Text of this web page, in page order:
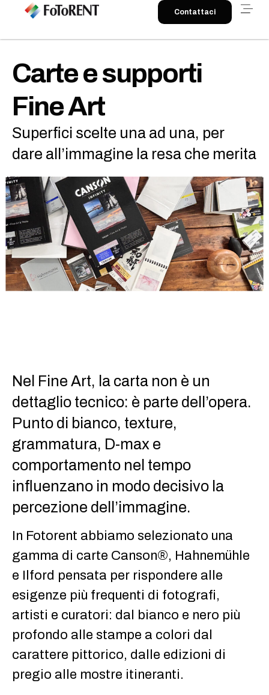
Contattaci
Carte e supporti
Fine Art
Superfici scelte una ad una, per
dare all’immagine la resa che merita
Nel Fine Art, la carta non è un
dettaglio tecnico: è parte dell’opera.
Punto di bianco, texture,
grammatura, D-max e
comportamento nel tempo
influenzano in modo decisivo la
percezione dell’immagine.
In Fotorent abbiamo selezionato una
gamma di carte Canson®, Hahnemühle
e Ilford pensata per rispondere alle
esigenze più frequenti di fotografi,
artisti e curatori: dal bianco e nero più
profondo alle stampe a colori dal
carattere pittorico, dalle edizioni di
pregio alle mostre itineranti.